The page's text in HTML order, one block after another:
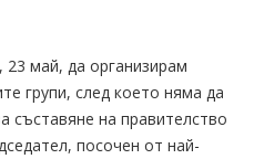
май, да организирам
групи, след което няма да
съставяне на правителство
посочен от най-